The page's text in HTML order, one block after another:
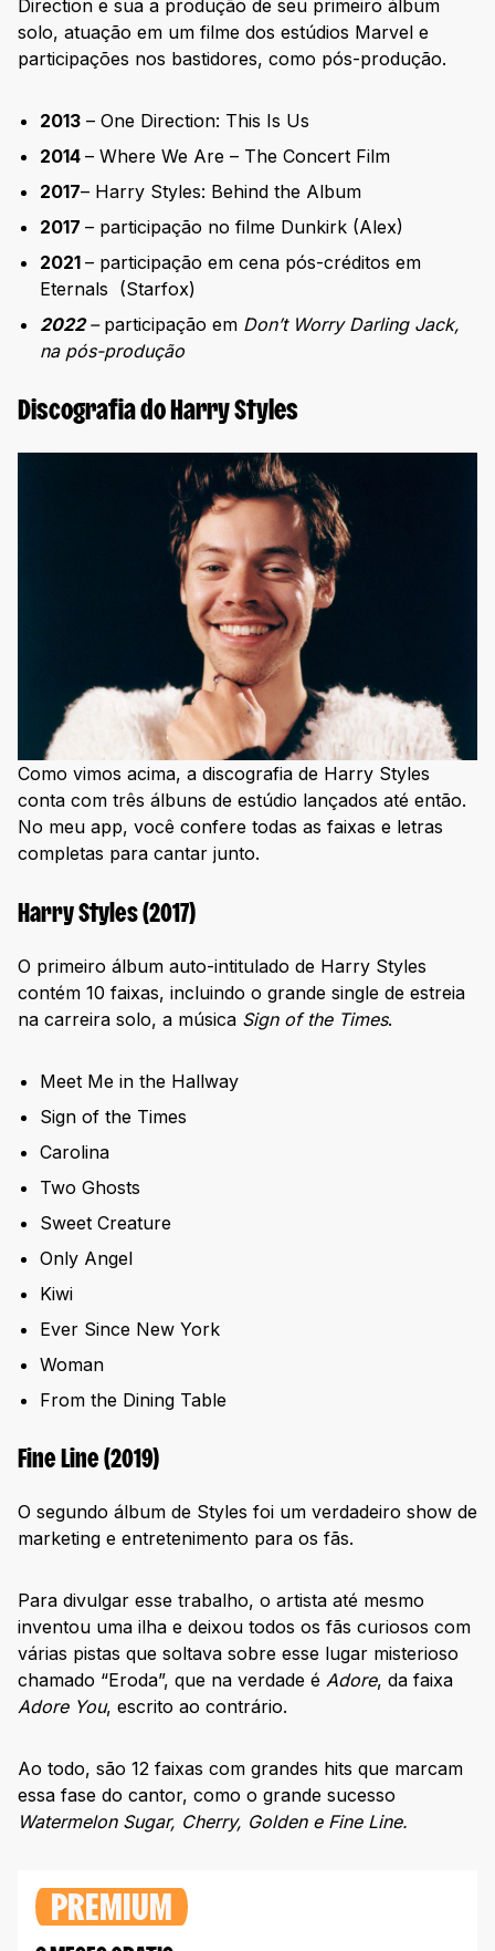
Direction e sua a produção de seu primeiro álbum
solo, atuação em um filme dos estúdios Marvel e
participações nos bastidores, como pós-produção.
2013 – One Direction: This Is Us
2014 – Where We Are – The Concert Film
2017– Harry Styles: Behind the Album
2017 – participação no filme Dunkirk (Alex)
2021 – participação em cena pós-créditos em
Eternals (Starfox)
2022–participação em Don’t Worry Darling Jack,
na pós-produção
Discografia do Harry Styles
Como vimos acima, a discografia de Harry Styles
conta com três álbuns de estúdio lançados até então.
No meu app, você confere todas as faixas e letras
completas para cantar junto.
Harry Styles (2017)
O primeiro álbum auto-intitulado de Harry Styles
contém 10 faixas, incluindo o grande single de estreia
na carreira solo, a música Sign of the Times.
Meet Me in the Hallway
Sign of the Times
Carolina
Two Ghosts
Sweet Creature
Only Angel
Kiwi
Ever Since New York
Woman
From the Dining Table
Fine Line (2019)
O segundo álbum de Styles foi um verdadeiro show de
marketing e entretenimento para os fãs.
Para divulgar esse trabalho, o artista até mesmo
inventou uma ilha e deixou todos os fãs curiosos com
várias pistas que soltava sobre esse lugar misterioso
chamado “Eroda”, que na verdade é Adore, da faixa
Adore You, escrito ao contrário.
Ao todo, são 12 faixas com grandes hits que marcam
essa fase do cantor, como o grande sucesso
Watermelon Sugar, Cherry, Golden e Fine Line.
PREMIUM